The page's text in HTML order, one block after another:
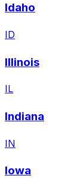
Idaho
ID
Illinois
IL
Indiana
IN
Iowa